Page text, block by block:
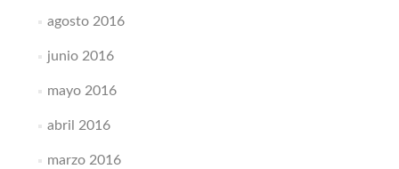
agosto 2016
junio 2016
mayo 2016
abril 2016
marzo 2016